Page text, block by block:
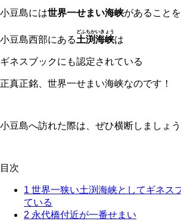
小豆島には世界一せまい海峡があること
小豆島西部にある土渕海峡
どふちかいきょう
は
ギネスブックにも認定されている
正真正銘、世界一せまい海峡なのです！
小豆島へ訪れた際は、ぜひ横断しましょう
目次
1 世界一狭い土渕海峡としてギネス
ている
2 永代橋付近が一番せまい